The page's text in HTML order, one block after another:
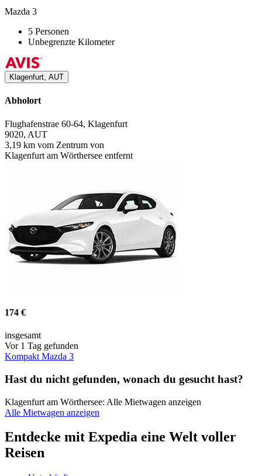
Mazda 3
5 Personen
Unbegrenzte Kilometer
Klagenfurt, AUT
Abholort
Flughafenstrae 60-64, Klagenfurt
9020, AUT
3,19 km vom Zentrum von
Klagenfurt am Wörthersee entfernt
174 €
insgesamt
Vor 1 Tag gefunden
Kompakt Mazda 3
Hast du nicht gefunden, wonach du gesucht hast?
Klagenfurt am Wörthersee: Alle Mietwagen anzeigen
Alle Mietwagen anzeigen
Entdecke mit Expedia eine Welt voller
Reisen